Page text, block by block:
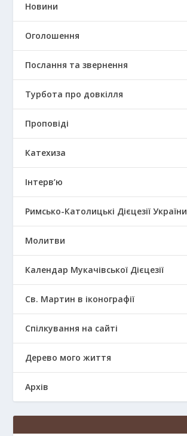
Новини
Оголошення
Послання та звернення
Турбота про довкілля
Проповіді
Катехиза
Інтерв’ю
Римсько-Католицькі Дієцезії України
Молитви
Календар Мукачівської Дієцезії
Св. Мартин в іконографії
Спілкування на сайті
Дерево мого життя
Архів